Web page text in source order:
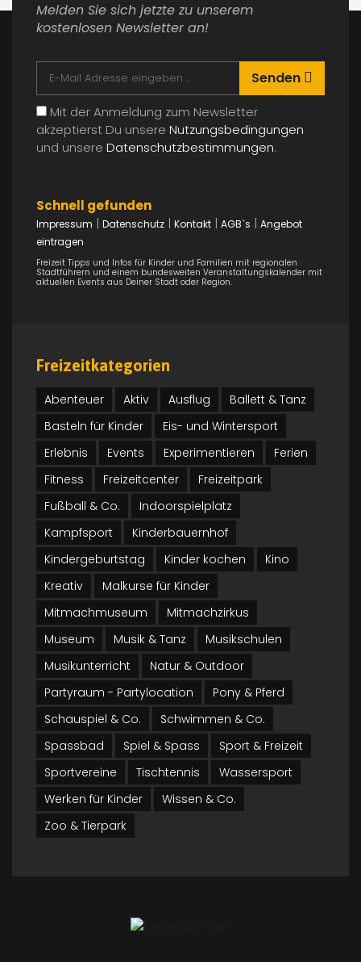
Melden Sie sich jetzte zu unserem
kostenlosen Newsletter an!
Senden
Mit der Anmeldung zum Newsletter
akzeptierst Du unsere Nutzungsbedingungen
und unsere Datenschutzbestimmungen.
Schnell gefunden
Impressum | Datenschutz | Kontakt | AGB`s | Angebot
eintragen
Freizeit Tipps und Infos für Kinder und Familien mit regionalen
Stadtführern und einem bundesweiten Veranstaltungskalender mit
aktuellen Events aus Deiner Stadt oder Region.
Freizeitkategorien
Abenteuer Aktiv Ausflug
Ballett & Tanz
Basteln für Kinder
Eis- und Wintersport
Erlebnis
Events Experimentieren
Ferien
Fitness
Freizeitcenter
Freizeitpark
Fußball & Co.
Indoorspielplatz
Kampfsport
Kinderbauernhof
Kindergeburtstag
Kinder kochen
Kino
Kreativ
Malkurse für Kinder
Mitmachmuseum
Mitmachzirkus
Museum
Musik & Tanz
Musikschulen
Musikunterricht
Natur & Outdoor
Partyraum - Partylocation
Pony & Pferd
Schauspiel & Co.
Schwimmen & Co.
Spassbad
Spiel & Spass
Sport & Freizeit
Sportvereine
Tischtennis
Wassersport
Werken für Kinder
Wissen & Co.
Zoo & Tierpark